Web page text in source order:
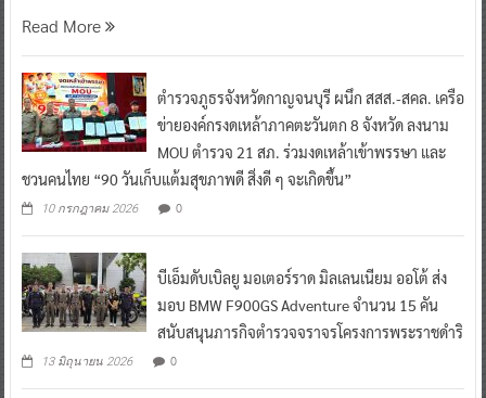
Read More
ตำรวจภูธรจังหวัดกาญจนบุรี ผนึก สสส.-สคล. เครือ
ข่ายองค์กรงดเหล้าภาคตะวันตก 8 จังหวัด ลงนาม
MOU ตำรวจ 21 สภ. ร่วมงดเหล้าเข้าพรรษา และ
ชวนคนไทย “90 วันเก็บแต้มสุขภาพดี สิ่งดี ๆ จะเกิดขึ้น”
10 กรกฎาคม 2026 0
บีเอ็มดับเบิลยู มอเตอร์ราด มิลเลนเนียม ออโต้ ส่ง
มอบ BMW F900GS Adventure จำนวน 15 คัน
สนับสนุนภารกิจตำรวจจราจรโครงการพระราชดำริ
13 มิถุนายน 2026 0